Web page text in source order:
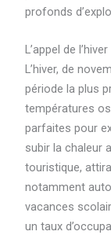
profonds
L’appel de
L’hiver, de
période la plus
températures
parfaites pour
subir la chaleur
touristique,
notamment
vacances
un taux